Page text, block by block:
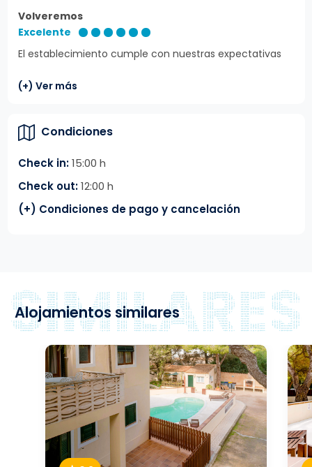
Volveremos
Excelente
El establecimiento cumple con nuestras expectativas
(+) Ver más
Condiciones
Check in:15:00 h
Check out:12:00 h
(+) Condiciones de pago y cancelación
Alojamientos similares